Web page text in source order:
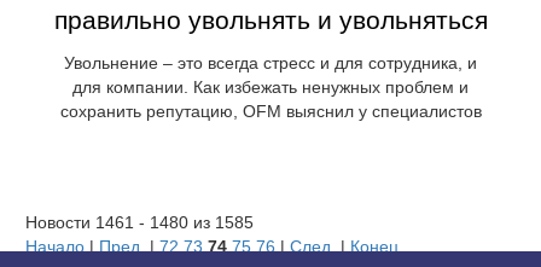
правильно увольнять и увольняться
Увольнение – это всегда стресс и для сотрудника, и
для компании. Как избежать ненужных проблем и
сохранить репутацию, OFM выяснил у специалистов
Новости 1461 - 1480 из 1585
Начало | Пред. |72 73 74 75 76 |След. | Конец